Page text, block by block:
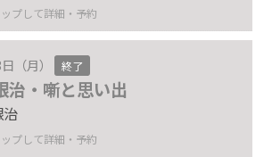
プして詳細・予約
（月） 終了
治・噺と思い出
プして詳細・予約